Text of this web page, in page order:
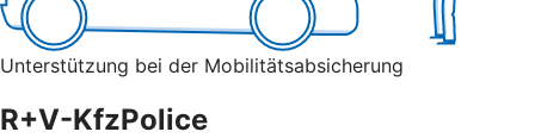
Unterstützung bei der Mobilitätsabsicherung
R+V-KfzPolice